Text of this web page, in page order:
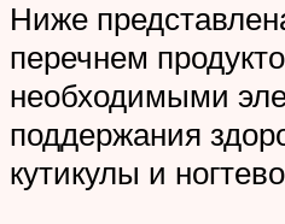
Ниже
перечнем
необходимыми
поддержания
кутикулы и